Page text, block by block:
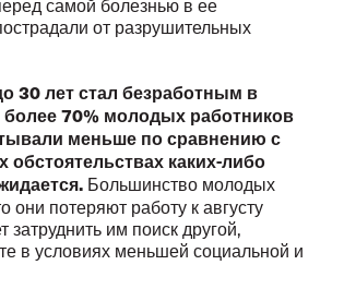
от разрушительных
30 лет стал безработным в
70% молодых работников
меньше по сравнению с
каких-либо
Большинство молодых
потеряют работу к августу
затруднить им поиск другой,
в условиях меньшей социальной и